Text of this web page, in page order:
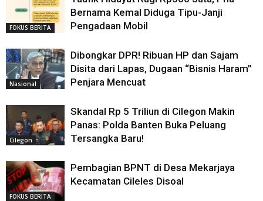
FOKUS BERITA
Bernama Kemal Diduga Tipu-Janji
Pengadaan Mobil
Nasional
Dibongkar DPR! Ribuan HP dan Sajam
Disita dari Lapas, Dugaan “Bisnis Haram”
Penjara Mencuat
Cilegon
Skandal Rp 5 Triliun di Cilegon Makin
Panas: Polda Banten Buka Peluang
Tersangka Baru!
FOKUS BERITA
Pembagian BPNT di Desa Mekarjaya
Kecamatan Cileles Disoal